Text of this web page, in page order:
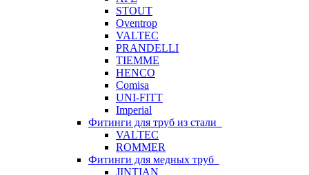
STOUT
Oventrop
VALTEC
PRANDELLI
TIEMME
HENCO
Comisa
UNI-FITT
Imperial
Фитинги для труб из стали
VALTEC
ROMMER
Фитинги для медных труб
JINTIAN